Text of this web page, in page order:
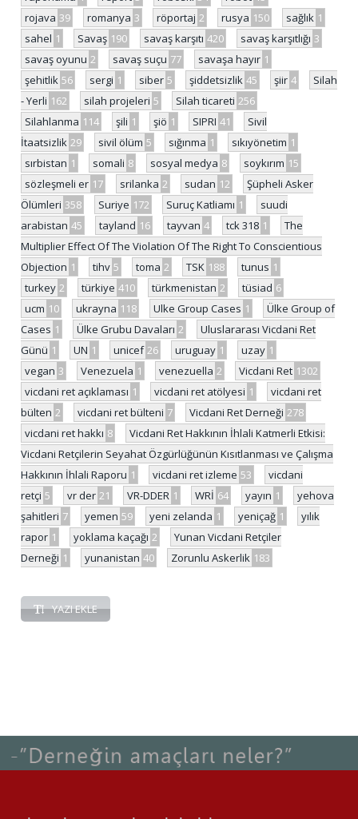
rojava 39 romanya 3 röportaj 2 rusya 150 sağlık 1
sahel 1 Savaş 190 savaş karşıtı 420 savaş karşıtlığı 3
savaş oyunu 2 savaş suçu 77 savaşa hayır 1
şehitlik 56 sergi 1 siber 5 şiddetsizlik 45 şiir 4
Silah
- Yerli 162 silah projeleri 5 Silah ticareti 256
Silahlanma 114 şili 1 şiö 1 SIPRI 41
Sivil
İtaatsizlik 29 sivil ölüm 5 sığınma 1 sıkıyönetim 1
sırbistan 1 somali 8 sosyal medya 8 soykırım 15
sözleşmeli er 17 srilanka 2 sudan 12
Şüpheli Asker
Ölümleri 358 Suriye 172 Suruç Katliamı 1
suudi
arabistan 45 tayland 16 tayvan 4 tck 318 1
The
Multiplier Effect Of The Violation Of The Right To Conscientious
Objection 1 tihv 5 toma 2 TSK 188 tunus 1
turkey 2 türkiye 410 türkmenistan 2 tüsiad 6
ucm 10 ukrayna 118 Ulke Group Cases 1
Ülke Group of
Cases 1 Ülke Grubu Davaları 2
Uluslararası Vicdani Ret
Günü 1 UN 1 unicef 26 uruguay 1 uzay 1
vegan 3 Venezuela 1 venezuella 2 Vicdani Ret 1302
vicdani ret açıklaması 1 vicdani ret atölyesi 1
vicdani ret
bülten 2 vicdani ret bülteni 7 Vicdani Ret Derneği 278
vicdani ret hakkı 8
Vicdani Ret Hakkının İhlali Katmerli Etkisi:
Vicdani Retçilerin Seyahat Özgürlüğünün Kısıtlanması ve Çalışma
Hakkının İhlali Raporu 1 vicdani ret izleme 53
vicdani
retçi 5 vr der 21 VR-DDER 1 WRİ 64 yayın 1
yehova
şahitleri 7 yemen 59 yeni zelanda 1 yeniçağ 1
yılık
rapor 1 yoklama kaçağı 2
Yunan Vicdani Retçiler
Derneği 1 yunanistan 40 Zorunlu Askerlik 183
YAZI EKLE